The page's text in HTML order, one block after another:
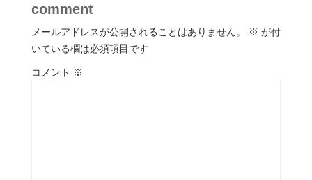
comment
メールアドレスが公開されることはありません。 ※ が付
いている欄は必須項目です
コメント ※